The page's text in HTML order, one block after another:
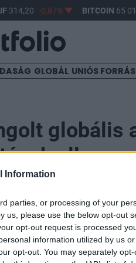
Information
parties, or processing of your
us, please use the below opt-out
opt-out request is processed
information utilized by us
opt-out. You may separately
314,20 -0,87% BITCOIN65
GLOBÁL UNIÓS
globális
ellen
pénzügyminiszterei,
hétfőn Bruno Le